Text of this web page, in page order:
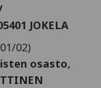
JOKELA
02)
osasto,